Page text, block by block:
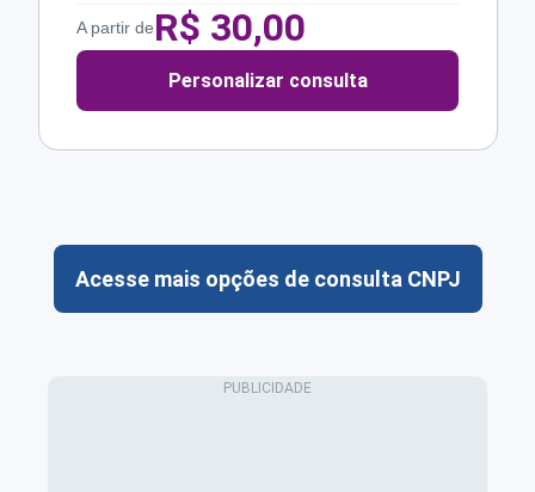
A partir deR$ 30,00
Personalizar consulta
Acesse mais opções de consulta CNPJ